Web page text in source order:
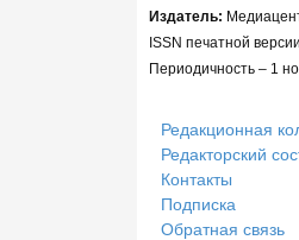
Издатель:
ISSN печатной
Периодичность – 1
Редакционная
Редакторский
Контакты
Подписка
Обратная связь